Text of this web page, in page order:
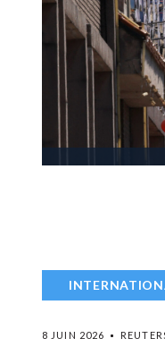
8 JUIN 2026